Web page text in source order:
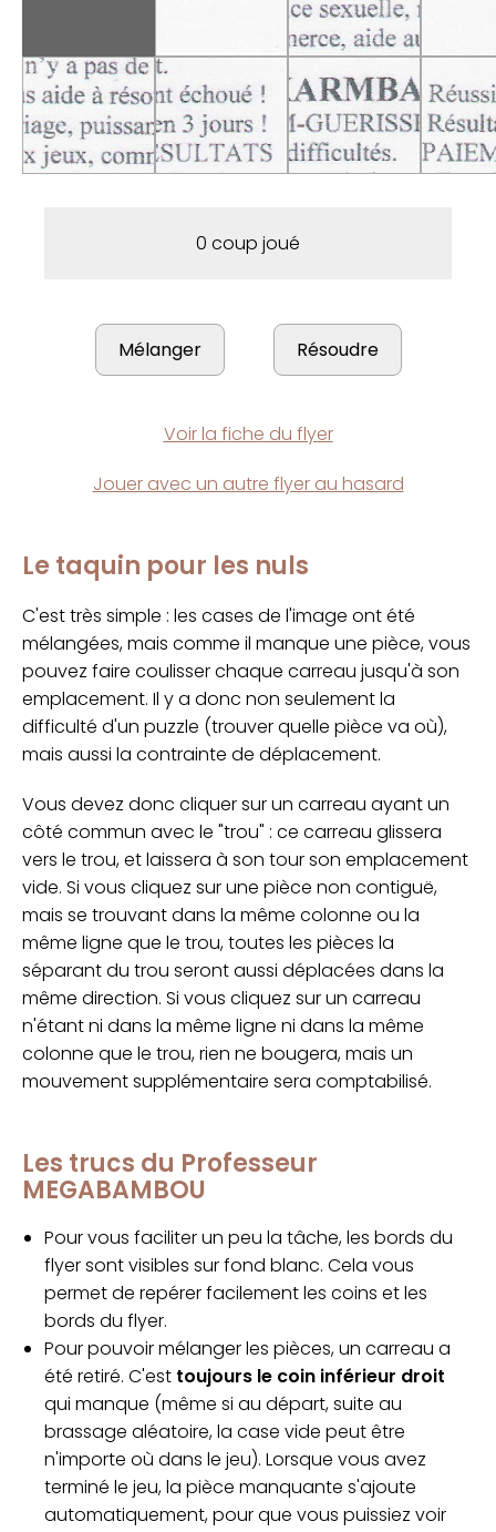
0 coup joué
Voir la fiche du flyer
Jouer avec un autre flyer au hasard
Le taquin pour les nuls
C'est très simple : les cases de l'image ont été
mélangées, mais comme il manque une pièce, vous
pouvez faire coulisser chaque carreau jusqu'à son
emplacement. Il y a donc non seulement la
difficulté d'un puzzle (trouver quelle pièce va où),
mais aussi la contrainte de déplacement.
Vous devez donc cliquer sur un carreau ayant un
côté commun avec le "trou" : ce carreau glissera
vers le trou, et laissera à son tour son emplacement
vide. Si vous cliquez sur une pièce non contiguë,
mais se trouvant dans la même colonne ou la
même ligne que le trou, toutes les pièces la
séparant du trou seront aussi déplacées dans la
même direction. Si vous cliquez sur un carreau
n'étant ni dans la même ligne ni dans la même
colonne que le trou, rien ne bougera, mais un
mouvement supplémentaire sera comptabilisé.
Les trucs du Professeur
MEGABAMBOU
Pour vous faciliter un peu la tâche, les bords du
flyer sont visibles sur fond blanc. Cela vous
permet de repérer facilement les coins et les
bords du flyer.
Pour pouvoir mélanger les pièces, un carreau a
été retiré. C'est toujours le coin inférieur droit
qui manque (même si au départ, suite au
brassage aléatoire, la case vide peut être
n'importe où dans le jeu). Lorsque vous avez
terminé le jeu, la pièce manquante s'ajoute
automatiquement, pour que vous puissiez voir